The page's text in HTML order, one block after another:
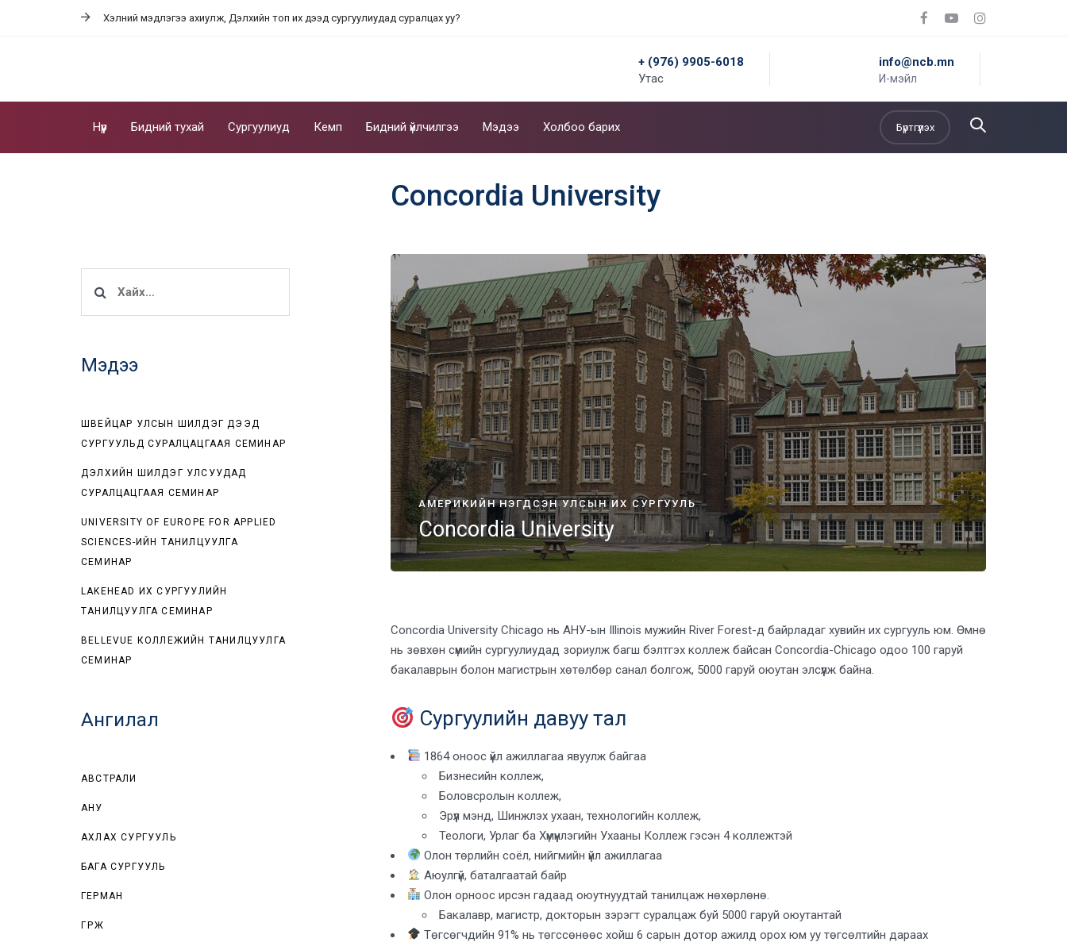
Хэлний мэдлэгээ ахиулж, Дэлхийн топ их дээд сургуулиудад суралцах уу?
+ (976) 9905-6018
Утас
info@ncb.mn
И-мэйл
Нүүр Бидний тухай Сургуулиуд Кемп Бидний үйлчилгээ Мэдээ Холбоо барих Бүртгүүлэх
Мэдээ
ШВЕЙЦАР УЛСЫН ШИЛДЭГ ДЭЭД
СУРГУУЛЬД СУРАЛЦАЦГААЯ СЕМИНАР
ДЭЛХИЙН ШИЛДЭГ УЛСУУДАД
СУРАЛЦАЦГААЯ СЕМИНАР
UNIVERSITY OF EUROPE FOR APPLIED
SCIENCES-ИЙН ТАНИЛЦУУЛГА
СЕМИНАР
LAKEHEAD ИХ СУРГУУЛИЙН
ТАНИЛЦУУЛГА СЕМИНАР
BELLEVUE КОЛЛЕЖИЙН ТАНИЛЦУУЛГА
СЕМИНАР
Ангилал
АВСТРАЛИ
АНУ
АХЛАХ СУРГУУЛЬ
БАГА СУРГУУЛЬ
ГЕРМАН
ГҮРЖ
Concordia University
АМЕРИКИЙН НЭГДСЭН УЛСЫН ИХ СУРГУУЛЬ
Concordia University
Concordia University Chicago нь АНУ-ын Illinois мужийн River Forest-д байрладаг хувийн их сургууль юм. Өмнө
нь зөвхөн сүмийн сургуулиудад зориулж багш бэлтгэх коллеж байсан Concordia-Chicago одоо 100 гаруй
бакалаврын болон магистрын хөтөлбөр санал болгож, 5000 гаруй оюутан элсүүлж байна.
Сургуулийн давуу тал
1864 оноос үйл ажиллагаа явуулж байгаа
Бизнесийн коллеж,
Боловсролын коллеж,
Эрүүл мэнд, Шинжлэх ухаан, технологийн коллеж,
Теологи, Урлаг ба Хүмүүнлэгийн Ухааны Коллеж гэсэн 4 коллежтэй
Олон төрлийн соёл, нийгмийн үйл ажиллагаа
Аюулгүй, баталгаатай байр
Олон орноос ирсэн гадаад оюутнуудтай танилцаж нөхөрлөнө.
Бакалавр, магистр, докторын зэрэгт суралцаж буй 5000 гаруй оюутантай
Төгсөгчдийн 91% нь төгссөнөөс хойш 6 сарын дотор ажилд орох юм уу төгсөлтийн дараах